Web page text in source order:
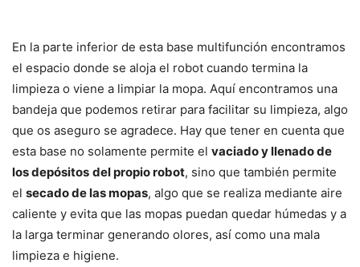
En la parte inferior de esta base multifunción encontramos
el espacio donde se aloja el robot cuando termina la
limpieza o viene a limpiar la mopa. Aquí encontramos una
bandeja que podemos retirar para facilitar su limpieza, algo
que os aseguro se agradece. Hay que tener en cuenta que
esta base no solamente permite el vaciado y llenado de
los depósitos del propio robot, sino que también permite
el secado de las mopas, algo que se realiza mediante aire
caliente y evita que las mopas puedan quedar húmedas y a
la larga terminar generando olores, así como una mala
limpieza e higiene.